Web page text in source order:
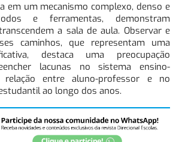
em um mecanismo complexo, denso e
e ferramentas, demonstram
a sala de aula. Observar e
caminhos, que representam uma
destaca uma preocupação
lacunas no sistema ensino-
relação entre aluno-professor e no
ao longo dos anos.